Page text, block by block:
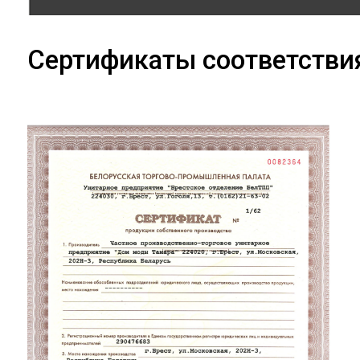
Сертификаты